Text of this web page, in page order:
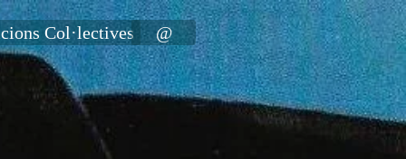
Col·lectives @